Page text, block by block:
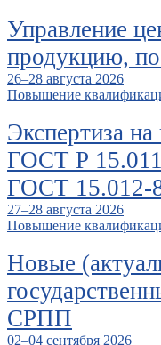
Управление
продукцию,
26–28 августа 2026
Повышение
Экспертиза
ГОСТ Р
ГОСТ 15.012-
27–28 августа 2026
Повышение
Новые
СРПП
02–04 сентября 2026